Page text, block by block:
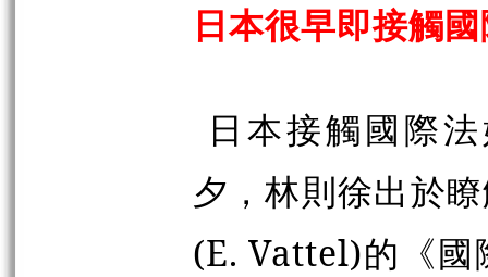
日本很早即接觸
日本接觸國際
夕，林則徐出於
(E. Vattel)的《國